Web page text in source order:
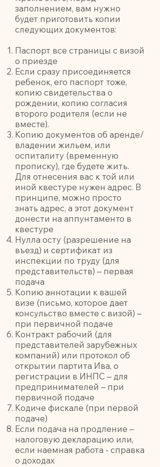
заполнением, вам нужно
будет приготовить копии
следующих документов:
Паспорт все страницы с визой
о приезде
Если сразу присоединяется
ребенок, его паспорт тоже,
копию свидетельства о
рождении, копию согласия
второго родителя (если не
вместе).
Копию документов об аренде/
владении жильем, или
оспиталиту (временную
прописку), где будете жить.
Для отнесения вас к той или
иной квестуре нужен адрес. В
принципе, можно просто
знать адрес, а этот документ
донести на аппунтаменто в
квестуре
Нулла осту (разрешение на
въезд) и сертификат из
инспекции по труду (для
представительств) – первая
подача
Копию аннотации к вашей
визе (письмо, которое дает
консульство вместе с визой) –
при первичной подаче
Контракт рабочий (для
представителей зарубежных
компаний) или протокол об
открытии партита Ива, о
регистрации в ИНПС – для
предпринимателей – при
первичной подаче
Кодиче фискале (при первой
подаче)
Если подача на продление –
налоговую декларацию или,
если наемная работа - справка
о доходах